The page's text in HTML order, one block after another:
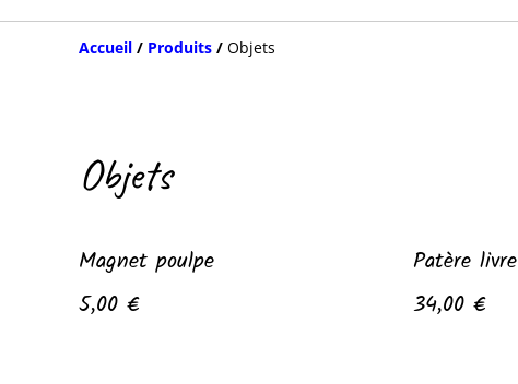
Accueil / Produits / Objets
Objets
Magnet poulpe
5,00 €
Patère livre
34,00 €